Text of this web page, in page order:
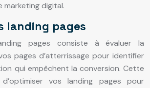
digital.
landing pages
pages consiste à évaluer la
pages d’atterrissage pour identifier
qui empêchent la conversion. Cette
vos landing pages pour